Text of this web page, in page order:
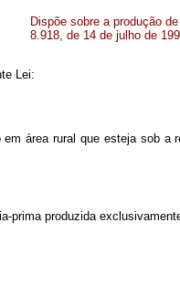
Dispõe sobre a produção
8.918, de 14 de julho de
Lei:
área rural que esteja sob
produzida